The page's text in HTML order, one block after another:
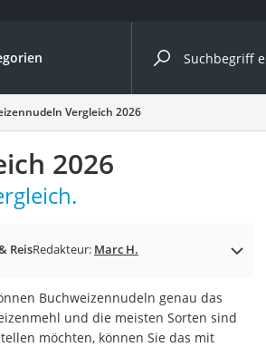
Vergleiche nach Kategorie
Kapseln
bio
Vergleich 2026
2026
ReisRedakteur: Marc H.
Buchweizennudeln genau das
und die meisten Sorten sind
möchten, können Sie das mit